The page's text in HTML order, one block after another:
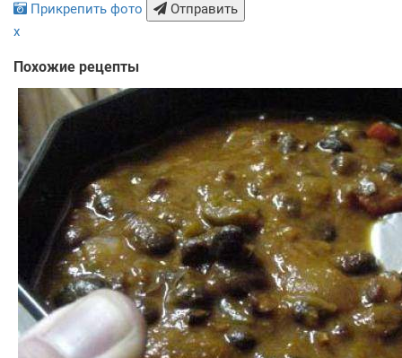
Прикрепить фото
Отправить
x
Похожие рецепты